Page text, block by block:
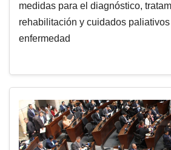
medidas para el diagnóstico,
rehabilitación y cuidados paliativos
enfermedad